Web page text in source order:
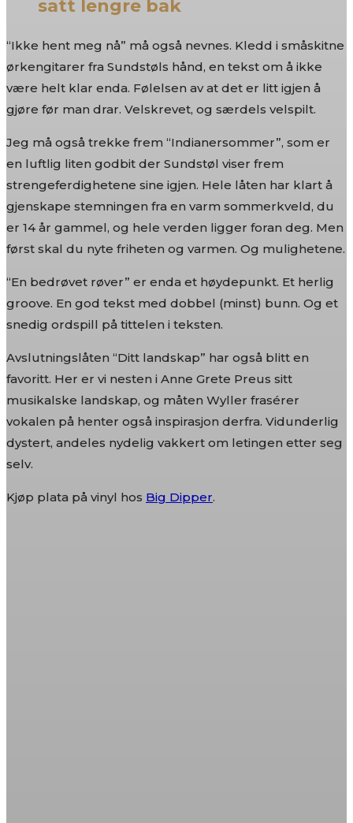
satt lengre bak
“Ikke hent meg nå” må også nevnes. Kledd i småskitne
ørkengitarer fra Sundstøls hånd, en tekst om å ikke
være helt klar enda. Følelsen av at det er litt igjen å
gjøre før man drar. Velskrevet, og særdels velspilt.
Jeg må også trekke frem “Indianersommer”, som er
en luftlig liten godbit der Sundstøl viser frem
strengeferdighetene sine igjen. Hele låten har klart å
gjenskape stemningen fra en varm sommerkveld, du
er 14 år gammel, og hele verden ligger foran deg. Men
først skal du nyte friheten og varmen. Og mulighetene.
“En bedrøvet røver” er enda et høydepunkt. Et herlig
groove. En god tekst med dobbel (minst) bunn. Og et
snedig ordspill på tittelen i teksten.
Avslutningslåten “Ditt landskap” har også blitt en
favoritt. Her er vi nesten i Anne Grete Preus sitt
musikalske landskap, og måten Wyller frasérer
vokalen på henter også inspirasjon derfra. Vidunderlig
dystert, andeles nydelig vakkert om letingen etter seg
selv.
Kjøp plata på vinyl hos Big Dipper.